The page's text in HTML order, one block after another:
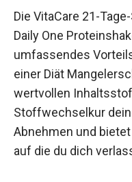
Globuli, Daily One
Shaker ist ein
hilft, während einer
vorzubeugen. Mit
unterstützt die
gezielt beim
hervorragende
kannst.